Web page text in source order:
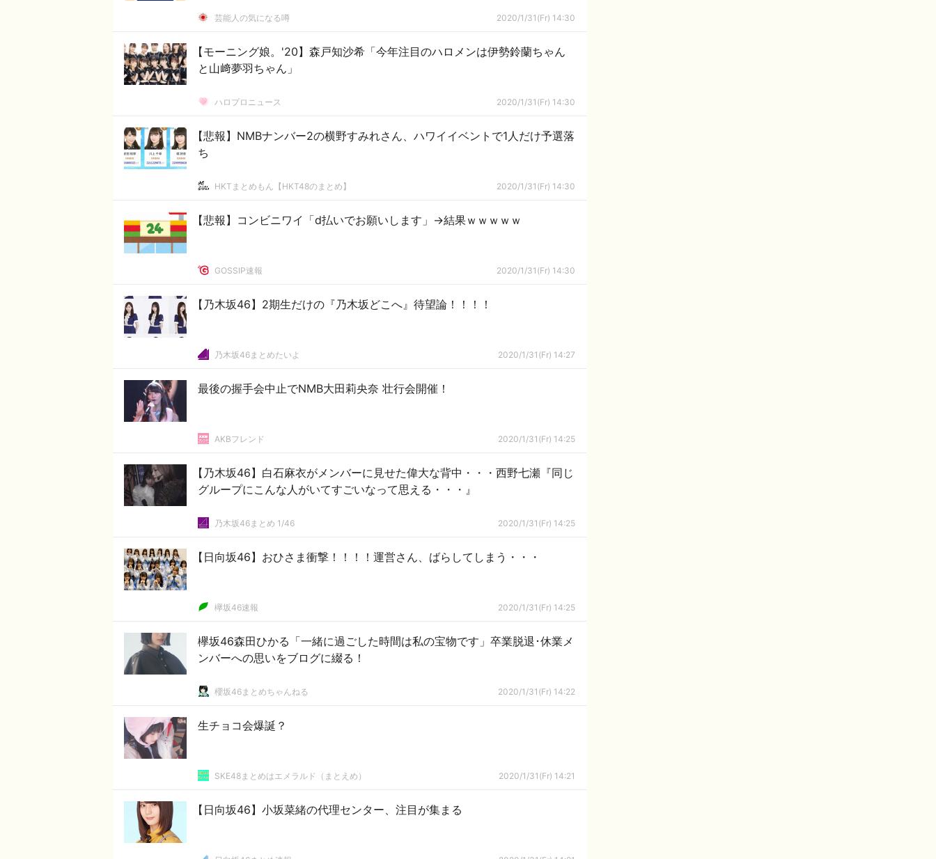
芸能人の気になる噂 2020/1/31(Fr) 14:30
【モーニング娘。'20】森戸知沙希「今年注目のハロメンは伊勢鈴蘭ちゃん
と山﨑夢羽ちゃん」
ハロプロニュース 2020/1/31(Fr) 14:30
【悲報】NMBナンバー2の横野すみれさん、ハワイイベントで1人だけ予選落
ち
HKTまとめもん【HKT48のまとめ】 2020/1/31(Fr) 14:30
【悲報】コンビニワイ「d払いでお願いします」→結果ｗｗｗｗｗ
GOSSIP速報 2020/1/31(Fr) 14:30
【乃木坂46】2期生だけの『乃木坂どこへ』待望論！！！！
乃木坂46まとめたいよ 2020/1/31(Fr) 14:27
最後の握手会中止でNMB大田莉央奈 壮行会開催！
AKBフレンド 2020/1/31(Fr) 14:25
【乃木坂46】白石麻衣がメンバーに見せた偉大な背中・・・西野七瀬『同じ
グループにこんな人がいてすごいなって思える・・・』
乃木坂46まとめ 1/46 2020/1/31(Fr) 14:25
【日向坂46】おひさま衝撃！！！！運営さん、ばらしてしまう・・・
欅坂46速報 2020/1/31(Fr) 14:25
欅坂46森田ひかる「一緒に過ごした時間は私の宝物です」卒業脱退･休業メ
ンバーへの思いをブログに綴る！
櫻坂46まとめちゃんねる 2020/1/31(Fr) 14:22
生チョコ会爆誕？
SKE48まとめはエメラルド（まとえめ） 2020/1/31(Fr) 14:21
【日向坂46】小坂菜緒の代理センター、注目が集まる